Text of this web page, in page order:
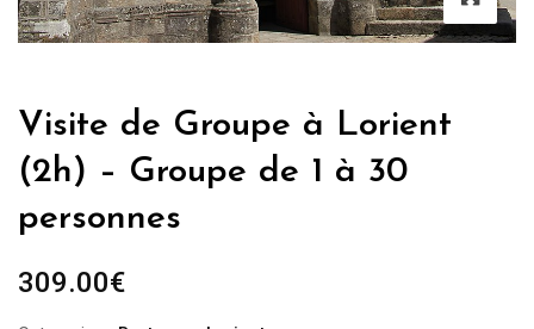
Visite de Groupe à Lorient
(2h) – Groupe de 1 à 30
personnes
309.00€